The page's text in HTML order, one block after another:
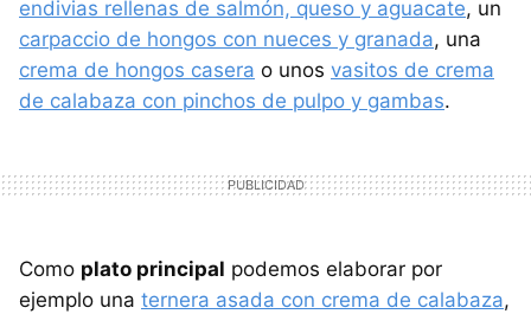
endivias rellenas de salmón, queso y aguacate, un
carpaccio de hongos con nueces y granada, una
crema de hongos casera o unos vasitos de crema
de calabaza con pinchos de pulpo y gambas.
Como plato principal podemos elaborar por
ejemplo una ternera asada con crema de calabaza,